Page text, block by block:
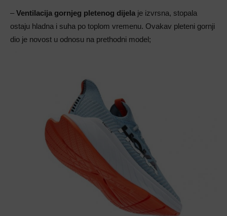
– Ventilacija gornjeg pletenog dijela je izvrsna, stopala
ostaju hladna i suha po toplom vremenu. Ovakav pleteni gornji
dio je novost u odnosu na prethodni model;